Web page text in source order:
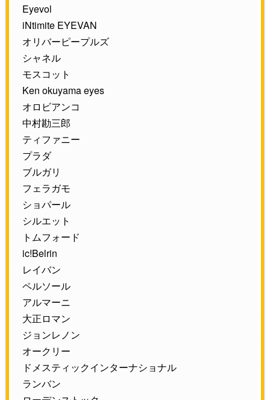
Eyevol
iNtimite EYEVAN
オリバーピープルズ
シャネル
モスコット
Ken okuyama eyes
オロビアンコ
中村勘三郎
ティファニー
プラダ
ブルガリ
フェラガモ
ショパール
シルエット
トムフォード
ic!Belrin
レイバン
ペルソール
アルマーニ
大正ロマン
ジョンレノン
オークリー
ドメスティックインターナショナル
ランバン